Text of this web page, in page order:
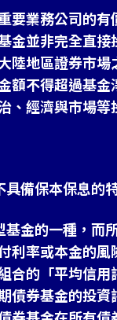
要業務公司的有
金並非完全直接
陸地區證券市
額不得超過基金
、經濟與市場等
備保本保息的
金的一種，而
利率或本金的風
合的「平均信
債券基金的投